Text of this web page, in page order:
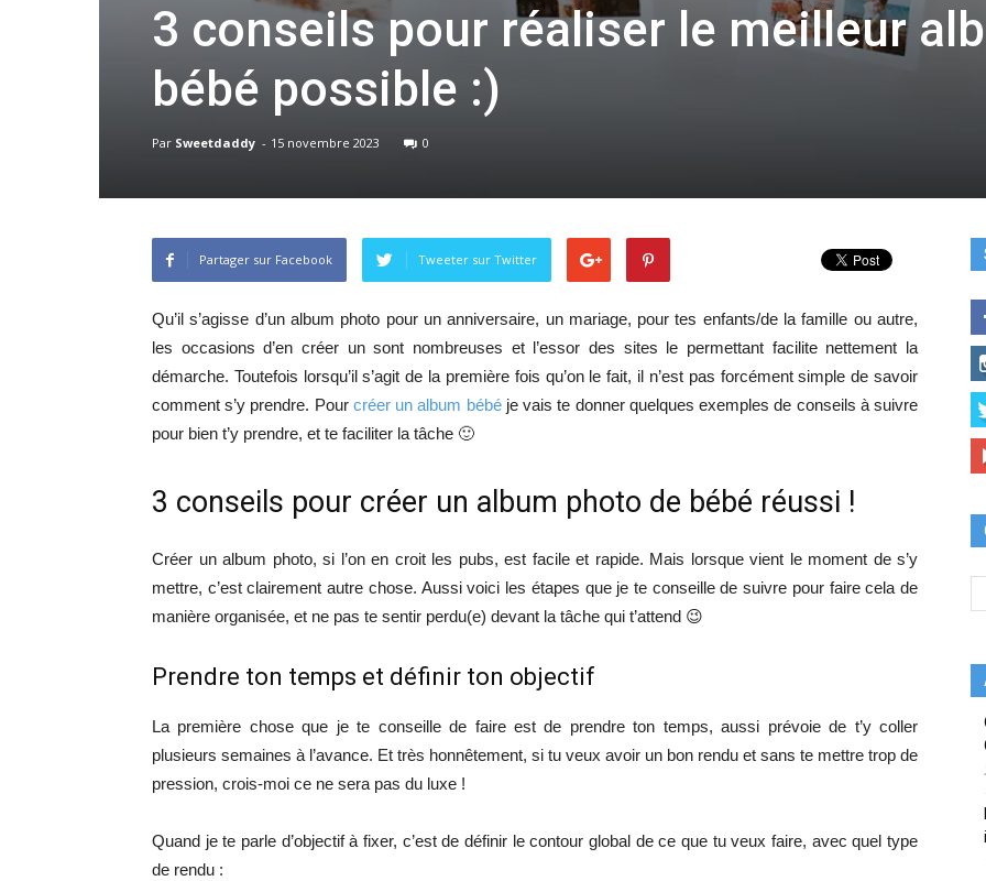
3 conseils pour réaliser le meilleur
bébé possible :)
Par Sweetdaddy - 15 novembre 2023 0
Partager sur Facebook Tweeter sur Twitter
Qu’il s’agisse d’un album photo pour un anniversaire, un mariage, pour tes enfants/de la famille ou autre,
les occasions d’en créer un sont nombreuses et l’essor des sites le permettant facilite nettement la
démarche. Toutefois lorsqu’il s’agit de la première fois qu’on le fait, il n’est pas forcément simple de savoir
comment s’y prendre. Pour créer un album bébéje vais te donner quelques exemples de conseils à suivre
pour bien t’y prendre, et te faciliter la tâche 🙂
3 conseils pour créer un album photo de bébé réussi !
Créer un album photo, si l’on en croit les pubs, est facile et rapide. Mais lorsque vient le moment de s’y
mettre, c’est clairement autre chose. Aussi voici les étapes que je te conseille de suivre pour faire cela de
manière organisée, et ne pas te sentir perdu(e) devant la tâche qui t’attend 😉
Prendre ton temps et définir ton objectif
La première chose que je te conseille de faire est de prendre ton temps, aussi prévoie de t’y coller
plusieurs semaines à l’avance. Et très honnêtement, si tu veux avoir un bon rendu et sans te mettre trop de
pression, crois-moi ce ne sera pas du luxe !
Quand je te parle d’objectif à fixer, c’est de définir le contour global de ce que tu veux faire, avec quel type
de rendu :